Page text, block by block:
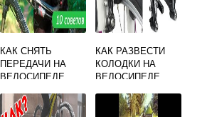
КАК СНЯТЬ
ПЕРЕДАЧИ НА
ВЕЛОСИПЕДЕ
КАК РАЗВЕСТИ
КОЛОДКИ НА
ВЕЛОСИПЕДЕ